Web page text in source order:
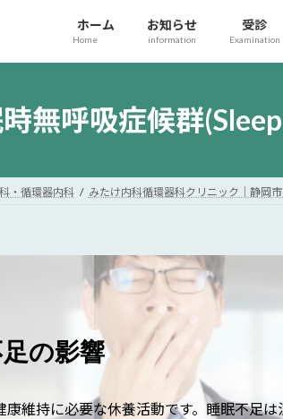
ホーム
Home
お知らせ
information
受診
Examination
無呼吸症候群
・循環器内科 みたけ内科循環器科クリニック｜静岡
の影響
康維持に必要な休養活動です。睡眠不足は